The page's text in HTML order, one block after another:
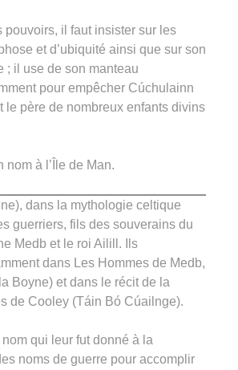
pouvoirs, il faut insister sur les
et d’ubiquité ainsi que sur son
; il use de son manteau
pour empêcher Cúchulainn
le père de nombreux enfants divins
nom à l’Île de Man.
dans la mythologie celtique
guerriers, fils des souverains du
Medb et le roi Ailill. Ils
dans Les Hommes de Medb,
Boyne) et dans le récit de la
de Cooley (Táin Bó Cúailnge).
nom qui leur fut donné à la
noms de guerre pour accomplir